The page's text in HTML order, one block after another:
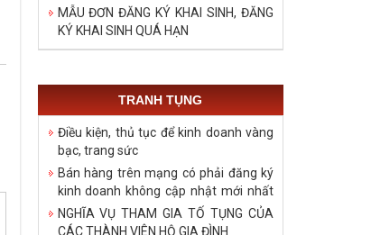
MẪU ĐƠN ĐĂNG KÝ KHAI SINH, ĐĂNG
KÝ KHAI SINH QUÁ HẠN
TRANH TỤNG
Điều kiện, thủ tục để kinh doanh vàng
bạc, trang sức
Bán hàng trên mạng có phải đăng ký
kinh doanh không cập nhật mới nhất
năm 2021
NGHĨA VỤ THAM GIA TỐ TỤNG CỦA
CÁC THÀNH VIÊN HỘ GIA ĐÌNH